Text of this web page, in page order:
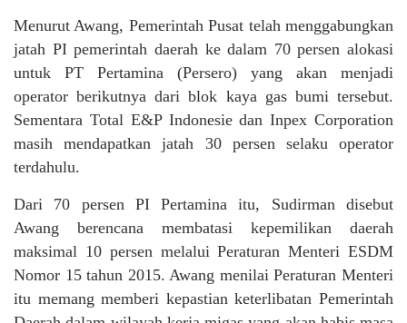
Menurut Awang, Pemerintah Pusat telah menggabungkan
jatah PI pemerintah daerah ke dalam 70 persen alokasi
untuk PT Pertamina (Persero) yang akan menjadi
operator berikutnya dari blok kaya gas bumi tersebut.
Sementara Total E&P Indonesie dan Inpex Corporation
masih mendapatkan jatah 30 persen selaku operator
terdahulu.
Dari 70 persen PI Pertamina itu, Sudirman disebut
Awang berencana membatasi kepemilikan daerah
maksimal 10 persen melalui Peraturan Menteri ESDM
Nomor 15 tahun 2015. Awang menilai Peraturan Menteri
itu memang memberi kepastian keterlibatan Pemerintah